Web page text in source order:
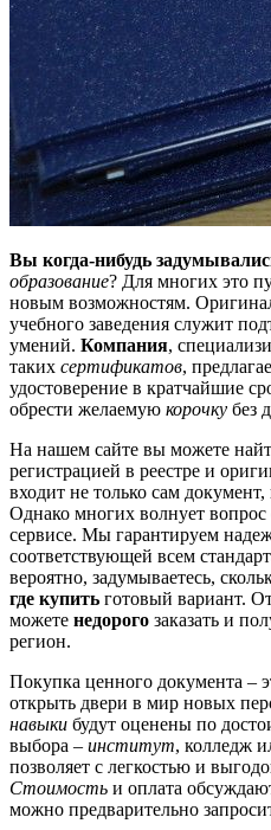
Вы когда-нибудь
образование? Для многих это
новым возможностям.
учебного заведения служит
умений. Компания,
таких сертификатов,
удостоверение в кратчайшие
обрести желаемую корочку без
На нашем сайте вы можете
регистрацией в реестре и
входит не только сам
Однако многих волнует вопрос
сервисе. Мы гарантируем
соответствующей всем
вероятно, задумываетесь,
где купить готовый вариант.
можете недорого заказать и
регион.
Покупка ценного документа –
открыть двери в мир новых
навыки будут оценены по
выбора – институт, колледж
позволяет с легкостью и
Стоимость и оплата
можно предварительно